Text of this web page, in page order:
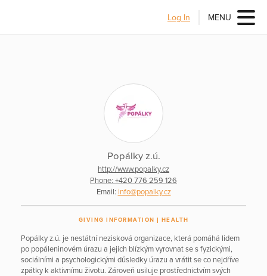
Log In MENU
Popálky z.ú.
http://www.popalky.cz
Phone: +420 776 259 126
Email: info@popalky.cz
GIVING INFORMATION HEALTH
Popálky z.ú. je nestátní nezisková organizace, která pomáhá lidem
po popáleninovém úrazu a jejich blízkým vyrovnat se s fyzickými,
sociálními a psychologickými důsledky úrazu a vrátit se co nejdříve
zpátky k aktivnímu životu. Zároveň usiluje prostřednictvím svých